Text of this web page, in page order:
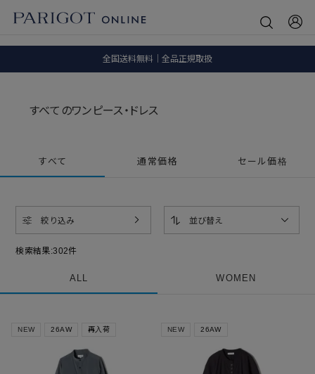
全国送料無料｜全品正規取扱
すべてのワンピース・ドレス
すべて 通常価格 セール価格
検索結果:302件
絞り込み 並び替え
ALL WOMEN
NEW 26AW 再入荷 NEW 26AW